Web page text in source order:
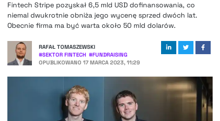
PODCASTY
FINTEKEXTRA
OKIEM EKSPERTA
Fintech Stripe pozyskał 6,5 mld USD dofinansowania, co
niemal dwukrotnie obniża jego wycenę sprzed dwóch lat.
Obecnie firma ma być warta około 50 mld dolarów.
RAFAŁ TOMASZEWSKI
#SEKTOR FINTECH #FUNDRAISING
OPUBLIKOWANO 17 MARCA 2023, 11:29